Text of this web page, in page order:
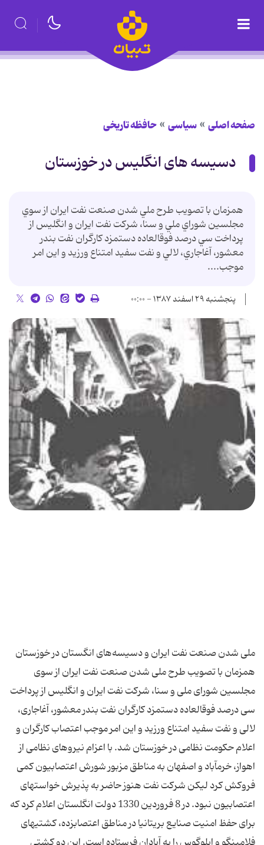
صفحه اصلی سیاسی حافظه تاریخی
دسیسه های انگلیس در خوزستان
همزمان با تصويب طرح ملي شدن صنعت نفت ايران از سوي
مجلسين شوراي ملي و سنا، شرکت نفت ايران و انگليس از
پرداخت سي درصد فوق‏العاده دستمزد کارگران نفت بندر
معشور، آغاجاري، لالي و نفت سفيد امتناع ورزيد و اين امر
موجب....
پنجشنبه ۲۹ اسفند ۱۳۸۷ - ۰۰:۰۰
ملی شدن صنعت نفت ایران و دسیسه‌های انگستان در خوزستان
همزمان با تصویب طرح ملی شدن صنعت نفت ایران از سوی
مجلسین شورای ملی و سنا، شرکت نفت ایران و انگلیس از پرداخت
سی درصد فوق‏العاده دستمزد کارگران نفت بندر معشور، آغاجاری،
لالی و نفت سفید امتناع ورزید و این امر موجب اعتصاب کارگران و
اعلام حکومت نظامی در خوزستان شد. با اعزام نیروهای نظامی از
اهواز، خرم‏آباد و اصفهان به مناطق مزبور شورش اعتصابیون کمی
فروکش کرد لیکن شرکت نفت هنوز حاضر به پذیرش خواستهای
اعتصابیون نبود. در 8 فروردین 1330 دولت انگلستان اعلام کرد که
برای حفظ امنیت صنایع بریتانیا در مناطق اعتصاب‏زده، کشتی‏های